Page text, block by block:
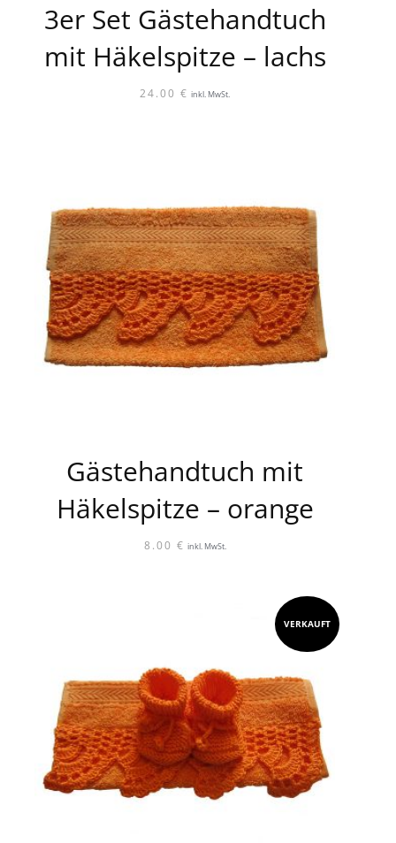
3er Set Gästehandtuch
mit Häkelspitze – lachs
24.00 € inkl. MwSt.
Gästehandtuch mit
Häkelspitze – orange
8.00 € inkl. MwSt.
VERKAUFT